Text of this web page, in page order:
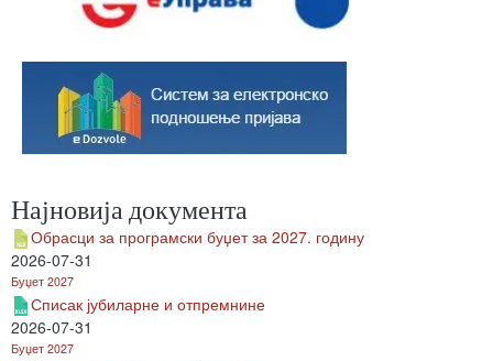
Најновија документа
Обрасци за програмски буџет за 2027. годину
2026-07-31
Буџет 2027
Списак јубиларне и отпремнине
2026-07-31
Буџет 2027